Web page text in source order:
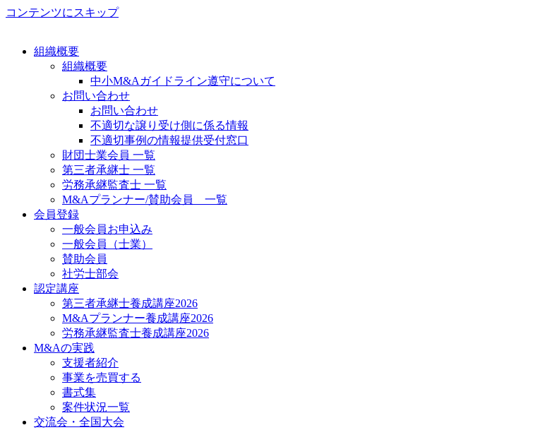
コンテンツにスキップ
組織概要
組織概要
中小M&Aガイドライン遵守について
お問い合わせ
お問い合わせ
不適切な譲り受け側に係る情報
不適切事例の情報提供受付窓口
財団士業会員 一覧
第三者承継士 一覧
労務承継監査士 一覧
M&Aプランナー/賛助会員 一覧
会員登録
一般会員お申込み
一般会員（士業）
賛助会員
社労士部会
認定講座
第三者承継士養成講座2026
M&Aプランナー養成講座2026
労務承継監査士養成講座2026
M&Aの実践
支援者紹介
事業を売買する
書式集
案件状況一覧
交流会・全国大会